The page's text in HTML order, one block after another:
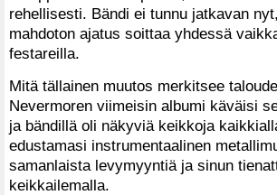
rehellisesti. Bändi ei tunnu jatkavan
mahdoton ajatus soittaa yhdessä
festareilla.
Mitä tällainen muutos merkitsee
Nevermoren viimeisin albumi käväisi
ja bändillä oli näkyviä keikkoja
edustamasi instrumentaalinen
samanlaista levymyyntiä ja sinun
keikkailemalla.